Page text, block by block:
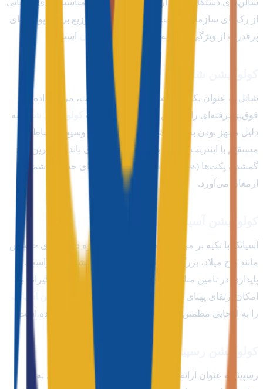
از رک‌های سازمانی است. سیستم‌های پایدار توزیع برق و پورت‌های
پرقدرت از ویژگی‌های لایه
کولوکیشن پیشگامان است.
کولوکیشن شاتل
شاتل به عنوان یکی از پیشگامان صنعت اینترنت، مراکز داده
فوق‌پیشرفته‌ای را تاسیس کرده است. خدمات
کولوکیشن شاتل
به
دلیل مجهز بودن به شبکه توزیع محتوای بسیار وسیع و ارتباط
مستقیم با اینترنت کشور، بالاترین کیفیت پهنای باند و کمترین نرخ
گمشدن پکت‌ها (Packet Loss) را برای سرورهای حساس شما به
ارمغان می‌آورد.
کولوکیشن آسیاتک
آسیاتک با تکیه بر مراکز داده متعدد خود، به‌ویژه در لایه‌های حساس
مانند برج میلاد، بزرگ‌ترین سهم میزبانی وب کشور را داراست.
پایداری در تامین منابع انرژی، امنیت فیزیکی بسیار سختگیرانه و
امکان ارتقای پهنای باند به لایه‌های ۱۰ گیگابیت،
کولوکیشن آسیاتک
را به انتخابی مطمئن برای کسب‌وکارهای بزرگ تبدیل کرده است.
کولوکیشن رسپینا
رسپینا به عنوان ارائه‌دهنده تخصصی پهنای باند اختصاصی به